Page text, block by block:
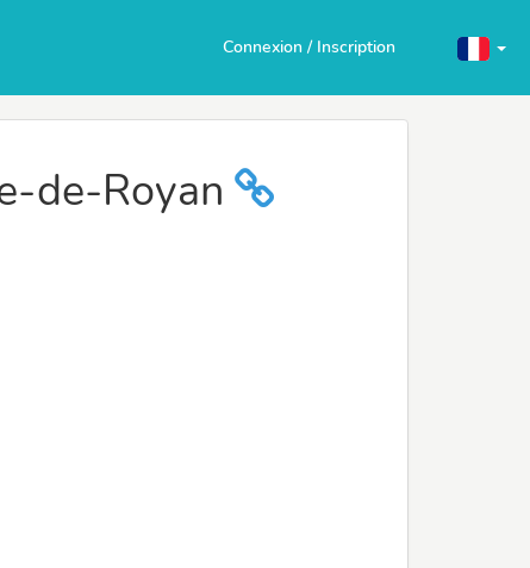
Connexion / Inscription
de-Royan